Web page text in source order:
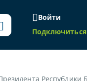
Войти
Подключиться
Беларусь от